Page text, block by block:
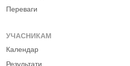
Переваги
УЧАСНИКАМ
Календар
Результати